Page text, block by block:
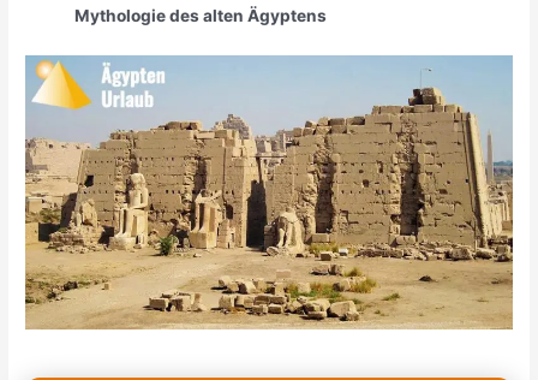
Mythologie des alten Ägyptens